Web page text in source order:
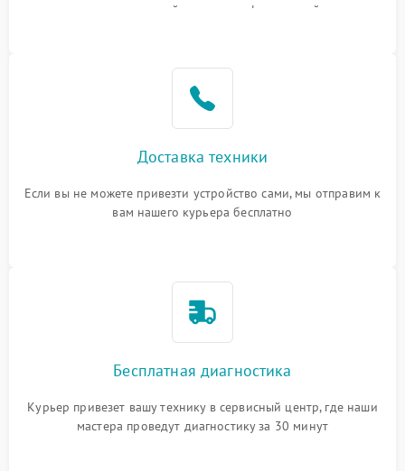
или оставить свой номер телефона на сайте
Доставка техники
Если вы не можете привезти устройство сами, мы отправим к
вам нашего курьера бесплатно
Бесплатная диагностика
Курьер привезет вашу технику в сервисный центр, где наши
мастера проведут диагностику за 30 минут